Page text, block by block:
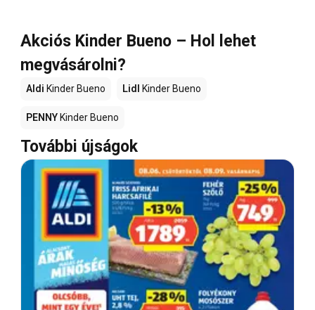
Akciós Kinder Bueno – Hol lehet
megvásárolni?
Aldi Kinder Bueno Lidl Kinder Bueno
PENNY Kinder Bueno
További újságok